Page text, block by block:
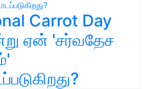
Carrot Day
ஏன் 'சர்வதேச